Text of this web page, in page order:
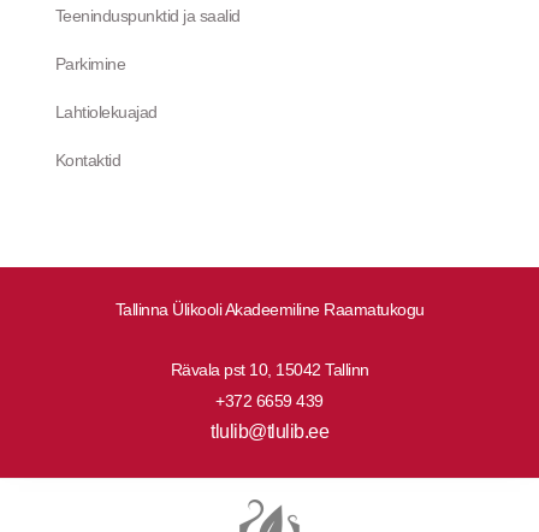
Tallinna Ülikooli Akadeemiline Raamatukogu
Rävala pst 10, 15042 Tallinn
+372 6659 439
tlulib@tlulib.ee
Teeninduspunktid ja saalid
Parkimine
Lahtiolekuajad
Kontaktid